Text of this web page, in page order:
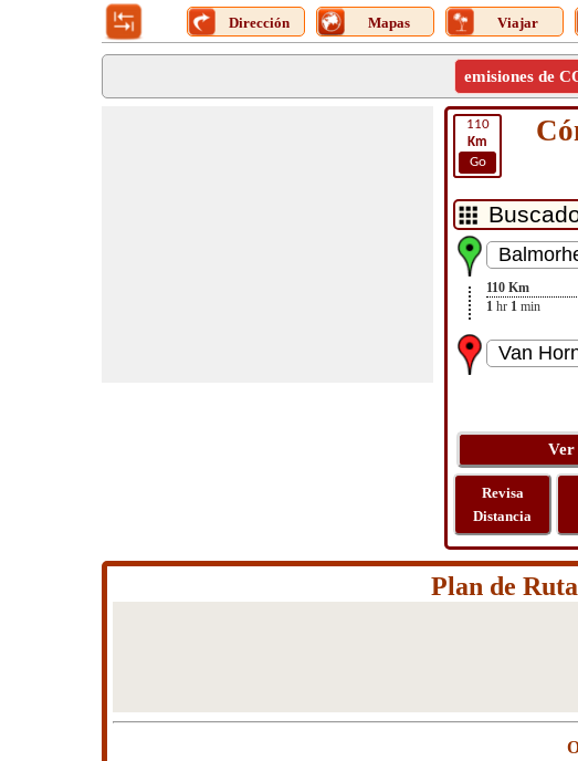
Dirección Mapas Viajar
emisiones de
110
Km
Go
110 Km
1 hr 1 min
Revisa
Distancia
Plan de